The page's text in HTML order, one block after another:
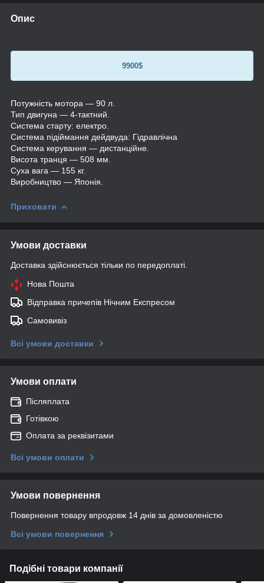
Опис
9900$
Потужність мотора — 90 л.
Тип двигуна — 4-тактний.
Система старту: електро.
Система підіймання дейдвуда: Гідравлічна
Система керування — дистанційне.
Висота транця — 508 мм.
Суха вага — 155 кг.
Виробництво — Японія.
Приховати
Умови доставки
Доставка здійснюється тільки по передоплаті.
Нова Пошта
Відправка причепів Нічним Експресом
Самовивіз
Всі умови доставки
Умови оплати
Післяплата
Готівкою
Оплата за реквізитами
Всі умови оплати
Умови повернення
Повернення товару впродовж 14 днів за домовленістю
Всі умови повернення
Подібні товари компанії